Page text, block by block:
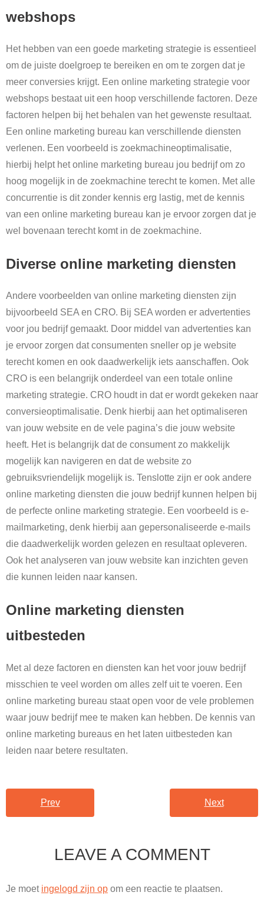
webshops
Het hebben van een goede marketing strategie is essentieel
om de juiste doelgroep te bereiken en om te zorgen dat je
meer conversies krijgt. Een online marketing strategie voor
webshops bestaat uit een hoop verschillende factoren. Deze
factoren helpen bij het behalen van het gewenste resultaat.
Een online marketing bureau kan verschillende diensten
verlenen. Een voorbeeld is zoekmachineoptimalisatie,
hierbij helpt het online marketing bureau jou bedrijf om zo
hoog mogelijk in de zoekmachine terecht te komen. Met alle
concurrentie is dit zonder kennis erg lastig, met de kennis
van een online marketing bureau kan je ervoor zorgen dat je
wel bovenaan terecht komt in de zoekmachine.
Diverse online marketing diensten
Andere voorbeelden van online marketing diensten zijn
bijvoorbeeld SEA en CRO. Bij SEA worden er advertenties
voor jou bedrijf gemaakt. Door middel van advertenties kan
je ervoor zorgen dat consumenten sneller op je website
terecht komen en ook daadwerkelijk iets aanschaffen. Ook
CRO is een belangrijk onderdeel van een totale online
marketing strategie. CRO houdt in dat er wordt gekeken naar
conversieoptimalisatie. Denk hierbij aan het optimaliseren
van jouw website en de vele pagina’s die jouw website
heeft. Het is belangrijk dat de consument zo makkelijk
mogelijk kan navigeren en dat de website zo
gebruiksvriendelijk mogelijk is. Tenslotte zijn er ook andere
online marketing diensten die jouw bedrijf kunnen helpen bij
de perfecte online marketing strategie. Een voorbeeld is e-
mailmarketing, denk hierbij aan gepersonaliseerde e-mails
die daadwerkelijk worden gelezen en resultaat opleveren.
Ook het analyseren van jouw website kan inzichten geven
die kunnen leiden naar kansen.
Online marketing diensten
uitbesteden
Met al deze factoren en diensten kan het voor jouw bedrijf
misschien te veel worden om alles zelf uit te voeren. Een
online marketing bureau staat open voor de vele problemen
waar jouw bedrijf mee te maken kan hebben. De kennis van
online marketing bureaus en het laten uitbesteden kan
leiden naar betere resultaten.
Prev Next
LEAVE A COMMENT
Je moet ingelogd zijn op om een reactie te plaatsen.